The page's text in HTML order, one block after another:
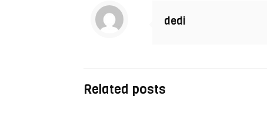
dedi
Related posts